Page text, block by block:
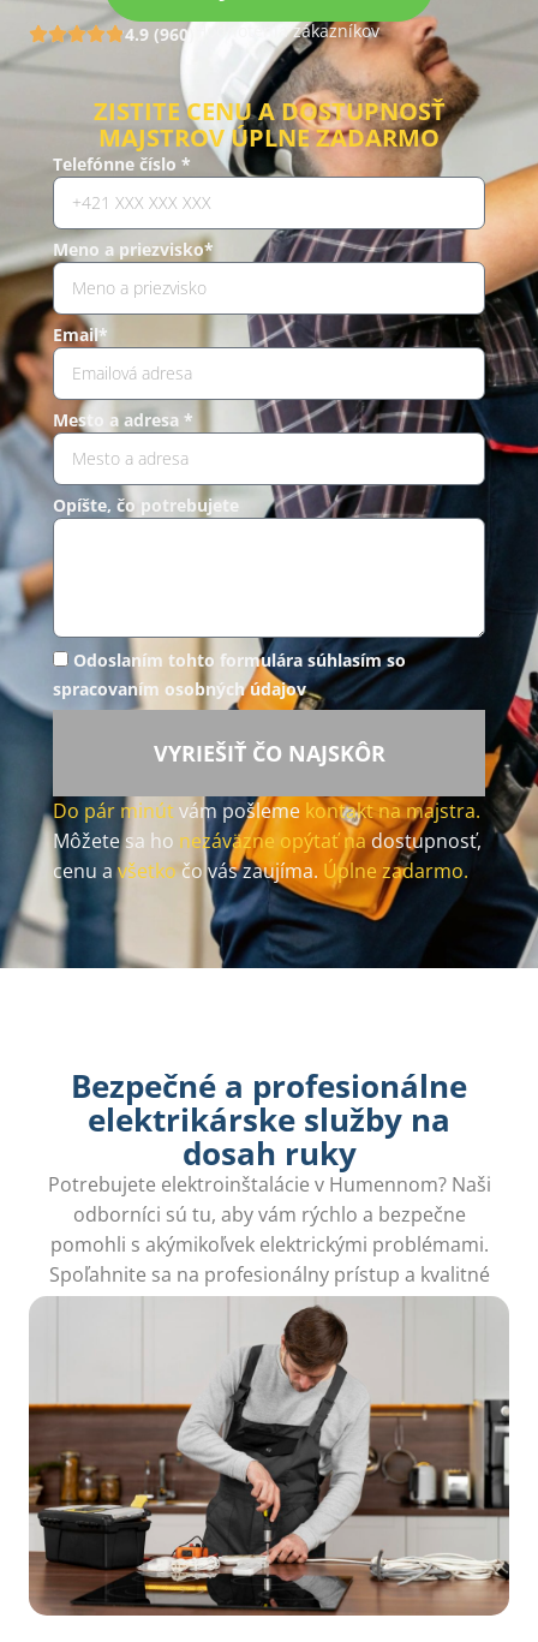
4.9 (960) Hodnotenia zákazníkov
ZISTITE CENU A DOSTUPNOSŤ
MAJSTROV ÚPLNE ZADARMO
Telefónne číslo *
Meno a priezvisko*
Email*
Mesto a adresa *
Opíšte, čo potrebujete
Odoslaním tohto formulára súhlasím so
spracovaním osobných údajov
VYRIEŠIŤ ČO NAJSKÔR
Do pár minútvám pošleme kontakt na majstra.
Môžete sa ho nezáväzne opýtať nadostupnosť,
cenu avšetkočo vás zaujíma. Úplne zadarmo.
Bezpečné a profesionálne
elektrikárske služby na
dosah ruky
Potrebujete elektroinštalácie v Humennom? Naši
odborníci sú tu, aby vám rýchlo a bezpečne
pomohli s akýmikoľvek elektrickými problémami.
Spoľahnite sa na profesionálny prístup a kvalitné
služby!